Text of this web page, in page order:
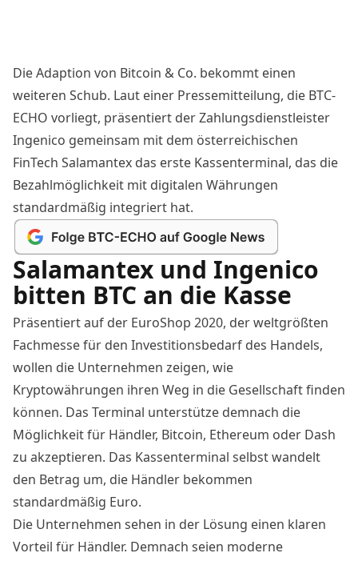
Die Adaption von Bitcoin & Co. bekommt einen
weiteren Schub. Laut einer Pressemitteilung, die BTC-
ECHO vorliegt, präsentiert der Zahlungsdienstleister
Ingenico gemeinsam mit dem österreichischen
FinTech Salamantex das erste Kassenterminal, das die
Bezahlmöglichkeit mit digitalen Währungen
standardmäßig integriert hat.
Salamantex und Ingenico
bitten BTC an die Kasse
Präsentiert auf der EuroShop 2020, der weltgrößten
Fachmesse für den Investitionsbedarf des Handels,
wollen die Unternehmen zeigen, wie
Kryptowährungen ihren Weg in die Gesellschaft finden
können. Das Terminal unterstütze demnach die
Möglichkeit für Händler, Bitcoin, Ethereum oder Dash
zu akzeptieren. Das Kassenterminal selbst wandelt
den Betrag um, die Händler bekommen
standardmäßig Euro.
Die Unternehmen sehen in der Lösung einen klaren
Vorteil für Händler. Demnach seien moderne